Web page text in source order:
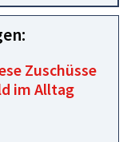
Zuschüsse
im Alltag